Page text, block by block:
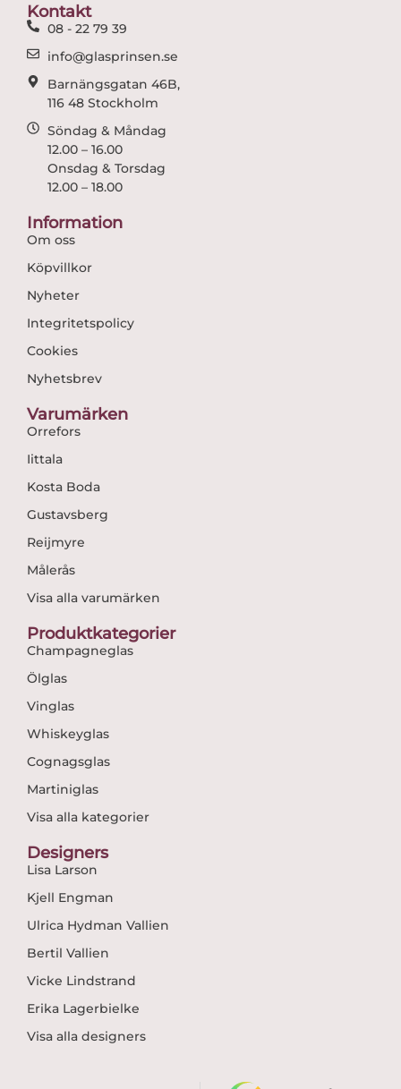
Kontakt
08 - 22 79 39
info@glasprinsen.se
Barnängsgatan 46B,
116 48 Stockholm
Söndag & Måndag
12.00 – 16.00
Onsdag & Torsdag
12.00 – 18.00
Information
Om oss
Köpvillkor
Nyheter
Integritetspolicy
Cookies
Nyhetsbrev
Varumärken
Orrefors
Iittala
Kosta Boda
Gustavsberg
Reijmyre
Målerås
Visa alla varumärken
Produktkategorier
Champagneglas
Ölglas
Vinglas
Whiskeyglas
Cognagsglas
Martiniglas
Visa alla kategorier
Designers
Lisa Larson
Kjell Engman
Ulrica Hydman Vallien
Bertil Vallien
Vicke Lindstrand
Erika Lagerbielke
Visa alla designers